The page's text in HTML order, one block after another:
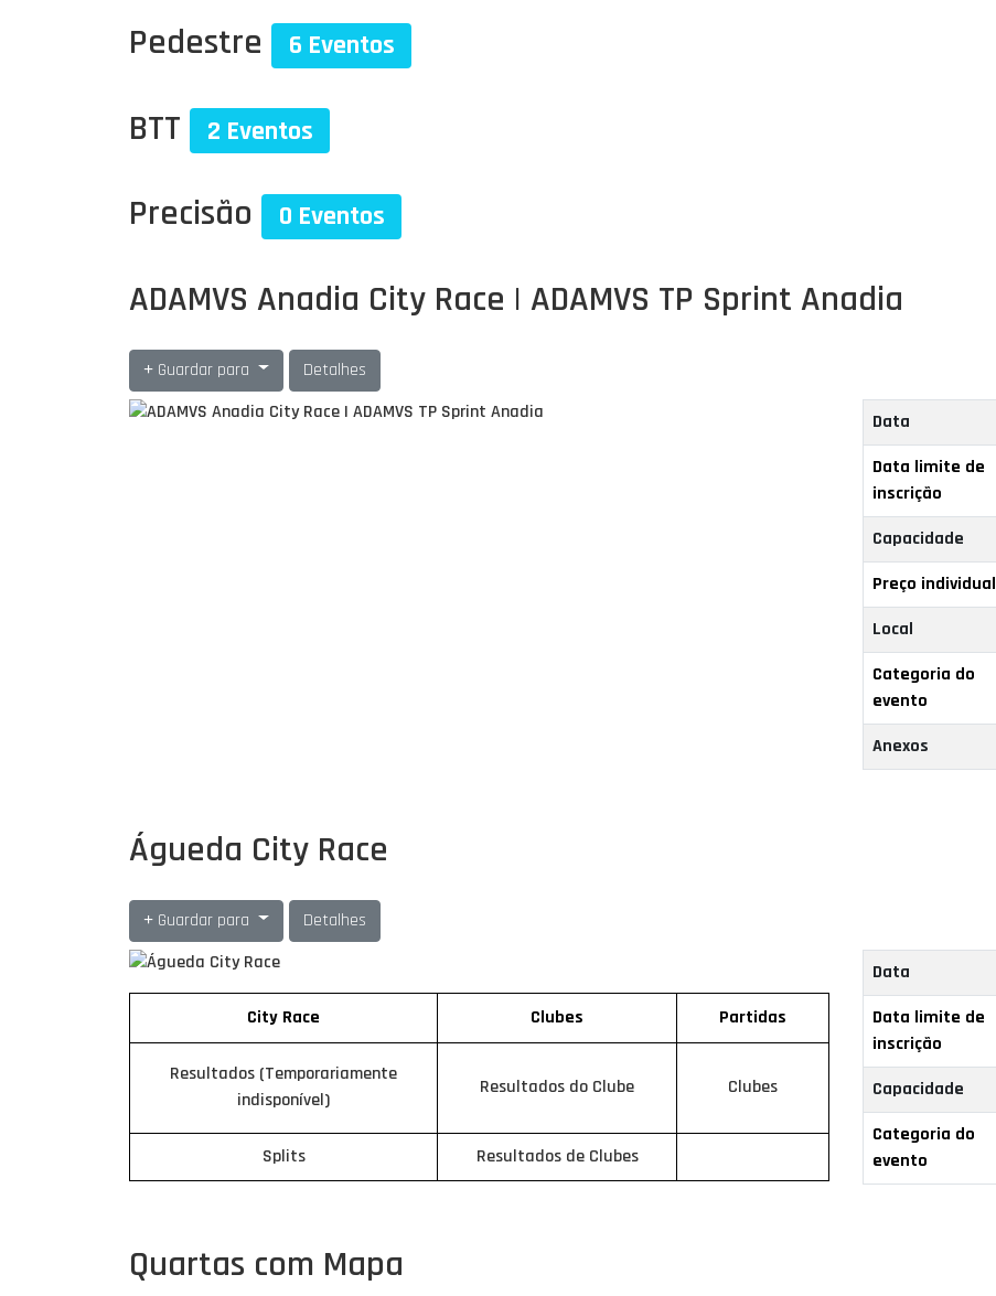
Pedestre 6 Eventos
BTT 2 Eventos
Precisão 0 Eventos
ADAMVS Anadia City Race | ADAMVS TP Sprint Anadia
Guardar para Detalhes
Data
Data limite de
inscrição
Capacidade
Preço individual
Local
Categoria do
evento
Anexos
Águeda City Race
Guardar para Detalhes
City Race Clubes Partidas
Resultados (Temporariamente
indisponível)
Resultados do Clube Clubes
Splits Resultados de Clubes
Data
Data limite de
inscrição
Capacidade
Categoria do
evento
Quartas com Mapa